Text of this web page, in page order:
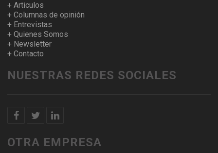
+ Articulos
+ Columnas de opinión
+ Entrevistas
+ Quienes Somos
+ Newsletter
+ Contacto
NUESTRAS REDES SOCIALES
OTRA EMPRESA